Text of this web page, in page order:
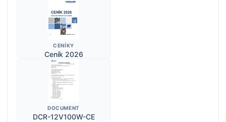
CENÍKY
Ceník 2026
DOCUMENT
DCR-12V100W-CE